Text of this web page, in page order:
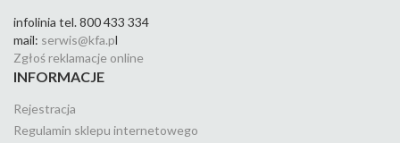
infolinia tel. 800 433 334
mail: serwis@kfa.pl
Zgłoś reklamacje online
INFORMACJE
Rejestracja
Regulamin sklepu internetowego